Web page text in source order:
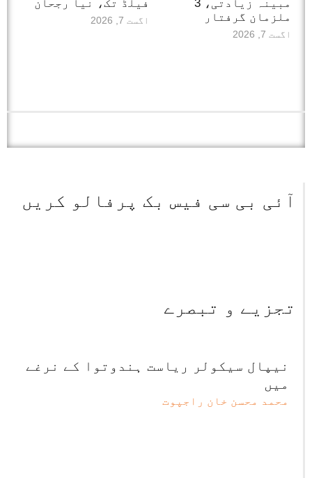
مبینہ زیادتی، 3
ملزمان گرفتار
اگست 7, 2026
فیلڈ تک، نیا رجحان
اگست 7, 2026
آئی بی سی فیس بک پرفالو کریں
تجزیے و تبصرے
نیپال سیکولر ریاست ہندوتوا کے نرغے
میں
محمد محسن خان راجپوت